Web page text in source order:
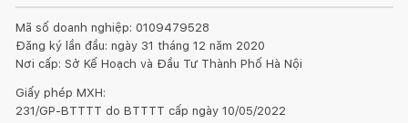
Mã số doanh nghiệp: 0109479528
Đăng ký lần đầu: ngày 31 tháng 12 năm 2020
Nơi cấp: Sở Kế Hoạch và Đầu Tư Thành Phố Hà Nội
Giấy phép MXH:
231/GP-BTTTT do BTTTT cấp ngày 10/05/2022